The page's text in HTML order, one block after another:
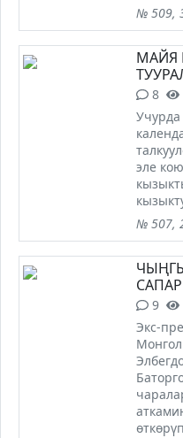
№ 509,
МАЙЯ
8
эле
№ 507,
САПАР
9
Экс-